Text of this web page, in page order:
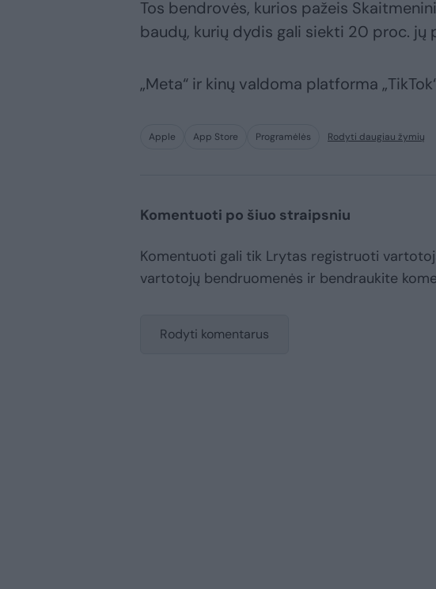
Tos bendrovės, kurios pažeis
baudų, kurių dydis gali siekti 20 proc. jų
„Meta“ ir kinų valdoma platforma
Apple App Store Programėlės Rodyti daugiau žymių
Komentuoti po šiuo straipsniu
Komentuoti gali tik Lrytas registruoti
vartotojų bendruomenės ir bendraukite
Rodyti komentarus